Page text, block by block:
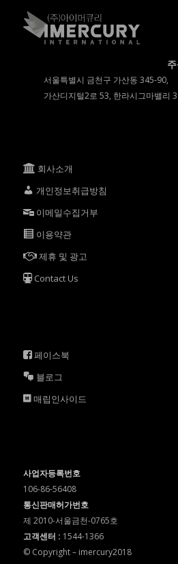
서울특별시 금천구 가산동 345-90,
가산디지털2로 53, 한라시그마밸리
회사소개
개인정보취급방침
이메일수집거부
이용약관
제휴 및 광고
Contact Us
페이스북
블로그
매립인사이드
사업자등록번호
106-86-56408
통신판매허가번호
제 2010-서울금천-0765호
고객센터 : 1544-1366
© Copyright – imercury2018